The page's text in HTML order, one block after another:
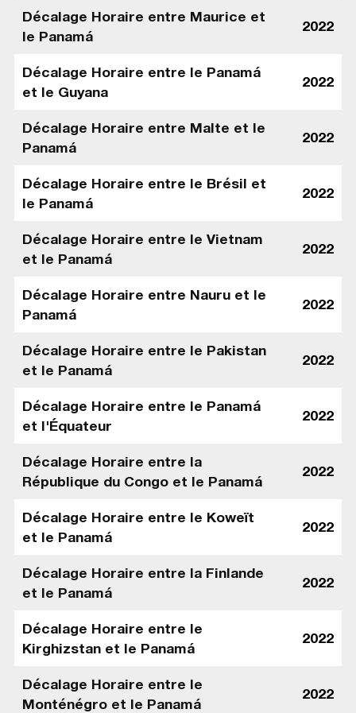
Décalage Horaire entre Maurice et
le Panamá
2022
Décalage Horaire entre le Panamá
et le Guyana
2022
Décalage Horaire entre Malte et le
Panamá
2022
Décalage Horaire entre le Brésil et
le Panamá
2022
Décalage Horaire entre le Vietnam
et le Panamá
2022
Décalage Horaire entre Nauru et le
Panamá
2022
Décalage Horaire entre le Pakistan
et le Panamá
2022
Décalage Horaire entre le Panamá
et l'Équateur
2022
Décalage Horaire entre la
République du Congo et le Panamá
2022
Décalage Horaire entre le Koweït
et le Panamá
2022
Décalage Horaire entre la Finlande
et le Panamá
2022
Décalage Horaire entre le
Kirghizstan et le Panamá
2022
Décalage Horaire entre le
Monténégro et le Panamá
2022